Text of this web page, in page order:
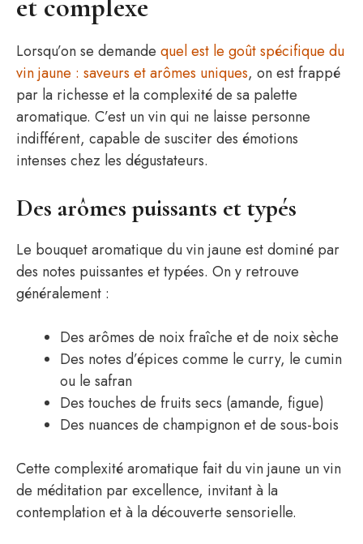
et complexe
Lorsqu’on se demande quel est le goût spécifique du
vin jaune : saveurs et arômes uniques, on est frappé
par la richesse et la complexité de sa palette
aromatique. C’est un vin qui ne laisse personne
indifférent, capable de susciter des émotions
intenses chez les dégustateurs.
Des arômes puissants et typés
Le bouquet aromatique du vin jaune est dominé par
des notes puissantes et typées. On y retrouve
généralement :
Des arômes de noix fraîche et de noix sèche
Des notes d’épices comme le curry, le cumin
ou le safran
Des touches de fruits secs (amande, figue)
Des nuances de champignon et de sous-bois
Cette complexité aromatique fait du vin jaune un vin
de méditation par excellence, invitant à la
contemplation et à la découverte sensorielle.